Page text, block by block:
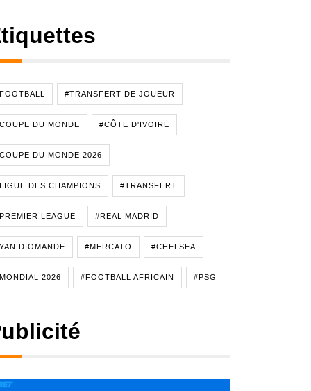
#TRANSFERT DE JOUEUR
DU MONDE #CÔTE D'IVOIRE
DU MONDE 2026
DES CHAMPIONS #TRANSFERT
LEAGUE #REAL MADRID
DIOMANDE #MERCATO #CHELSEA
2026 #FOOTBALL AFRICAIN #PSG